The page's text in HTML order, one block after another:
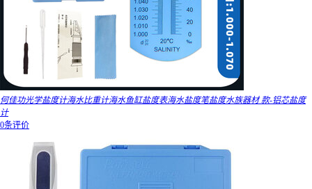
何佳功光学盐度计海水比重计海水鱼缸盐度表海水盐度笔盐度水族器材 款-铝芯盐度
计
0条评价